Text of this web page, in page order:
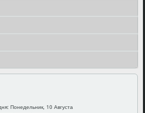
Понедельник, 10 Августа